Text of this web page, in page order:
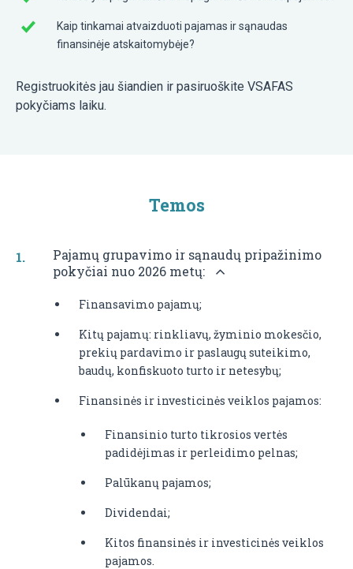
Kaip tinkamai atvaizduoti pajamas ir sąnaudas
finansinėje atskaitomybėje?
Registruokitės jau šiandien ir pasiruoškite VSAFAS
pokyčiams laiku.
Temos
Pajamų grupavimo ir sąnaudų pripažinimo
pokyčiai nuo 2026 metų:
Finansavimo pajamų;
Kitų pajamų: rinkliavų, žyminio mokesčio,
prekių pardavimo ir paslaugų suteikimo,
baudų, konfiskuoto turto ir netesybų;
Finansinės ir investicinės veiklos pajamos:
Finansinio turto tikrosios vertės
padidėjimas ir perleidimo pelnas;
Palūkanų pajamos;
Dividendai;
Kitos finansinės ir investicinės veiklos
pajamos.